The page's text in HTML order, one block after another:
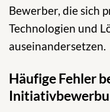
Bewerber, die sich
Technologien und
auseinandersetzen.
Häufige Fehler